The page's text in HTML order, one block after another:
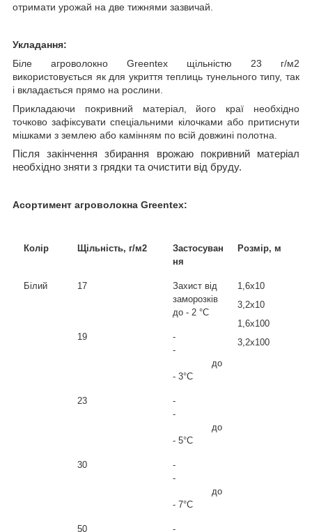
отримати урожай на две тижнями зазвичай.
Укладання:
Біле агроволокно Greentex щільністю 23 г/м2
використовується як для укриття теплиць тунельного типу, так
і вкладається прямо на рослини.
Прикладаючи покривний матеріал, його краї необхідно
точково зафіксувати спеціальними кілочками або притиснути
мішками з землею або камінням по всій довжині полотна.
Після закінчення збирання врожаю покривний матеріал
необхідно зняти з грядки та очистити від бруду.
Асортимент агроволокна Greentex:
Колір Щільність, г/м2
Застосуван
ня
Розмір, м
Білий 17
Захист від
заморозків
до - 2 °C
1,6х10
3,2х10
1,6х100
3,2х100
19
-
-
до
- 3°С
23
-
-
до
- 5°С
30
-
-
до
- 7°С
50 -